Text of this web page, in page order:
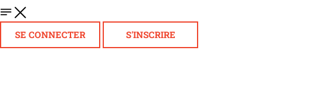
SE CONNECTER S'INSCRIRE